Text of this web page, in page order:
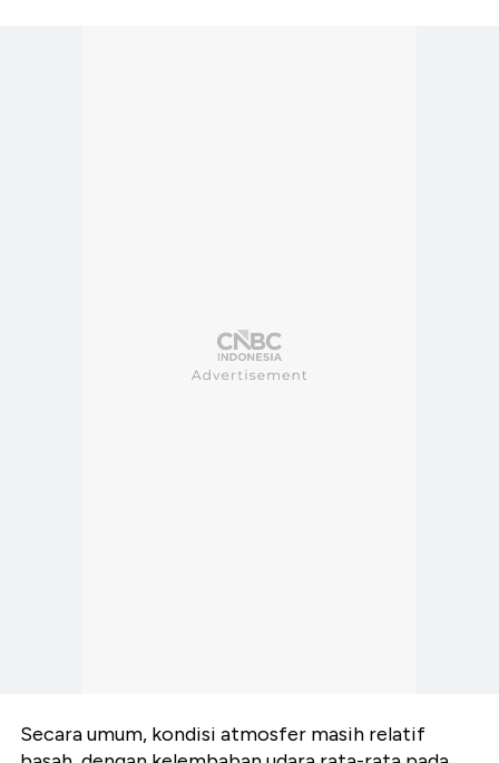
Secara umum, kondisi atmosfer masih relatif